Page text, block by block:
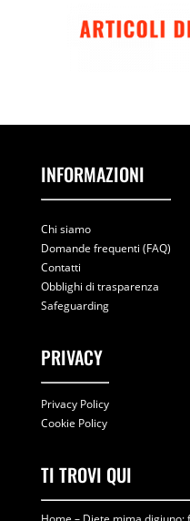
INFORMAZIONI
Chi siamo
Domande frequenti (FAQ)
Contatti
Obblighi di trasparenza
Safeguarding
PRIVACY
Privacy Policy
Cookie Policy
TI TROVI QUI